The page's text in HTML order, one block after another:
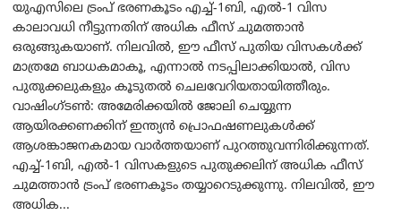
യുഎസിലെ ട്രംപ് ഭരണകൂടം എച്ച്-1ബി, എൽ-1 വിസ
കാലാവധി നീട്ടുന്നതിന് അധിക ഫീസ് ചുമത്താൻ
ഒരുങ്ങുകയാണ്. നിലവിൽ, ഈ ഫീസ് പുതിയ വിസകൾക്ക്
മാത്രമേ ബാധകമാകൂ, എന്നാൽ നടപ്പിലാക്കിയാൽ, വിസ
പുതുക്കലുകളും കൂടുതൽ ചെലവേറിയതായിത്തീരും.
വാഷിംഗ്ടണ്‍: അമേരിക്കയില്‍ ജോലി ചെയ്യുന്ന
ആയിരക്കണക്കിന് ഇന്ത്യൻ പ്രൊഫഷണലുകൾക്ക്
ആശങ്കാജനകമായ വാർത്തയാണ് പുറത്തുവന്നിരിക്കുന്നത്.
എച്ച്-1ബി, എൽ-1 വിസകളുടെ പുതുക്കലിന് അധിക ഫീസ്
ചുമത്താൻ ട്രംപ് ഭരണകൂടം തയ്യാറെടുക്കുന്നു. നിലവിൽ, ഈ
അധിക...